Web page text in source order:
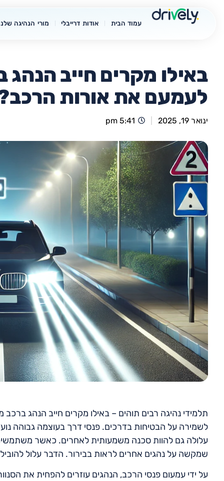
עמוד הבית אודות דרייבלי מורי הנהיגה
באילו מקרים חייב הנהג
לעמעם את אורות
ינואר 19, 2025 5:41 pm
תלמידי נהיגה רבים תוהים – באילו מקרים חייב הנהג
לשמירה על הבטיחות בדרכים. פנסי דרך בעוצמה גבוהה
עלולה גם להוות סכנה משמעותית לאחרים. כאשר משתמשים
שמקשה על נהגים אחרים לראות בבירור. הדבר עלול
על ידי עמעום פנסי הרכב, הנהגים עוזרים להפחית את